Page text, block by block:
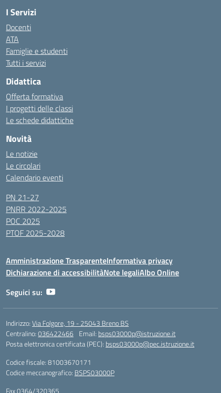
I Servizi
Docenti
ATA
Famiglie e studenti
Tutti i servizi
Didattica
Offerta formativa
I progetti delle classi
Le schede didattiche
Novità
Le notizie
Le circolari
Calendario eventi
PN 21-27
PNRR 2022-2025
POC 2025
PTOF 2025-2028
Amministrazione TrasparenteInformativa privacy
Dichiarazione di accessibilitàNote legaliAlbo Online
Seguici su:
Indirizzo:Via Folgore, 19 - 25043 Breno BS
Centralino:036422466 Email: bsps03000p@istruzione.it
Posta elettronica certificata (PEC): bsps03000p@pec.istruzione.it
Codice fiscale: 81003670171
Codice meccanografico: BSPS03000P
Fax 0364/320365